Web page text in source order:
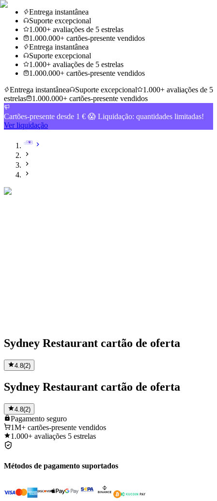
Entrega instantânea
Suporte excepcional
1.000+ avaliações de 5 estrelas
1.000.000+ cartões-presente vendidos
Entrega instantânea
Suporte excepcional
1.000+ avaliações de 5 estrelas
1.000.000+ cartões-presente vendidos
Entrega instantânea
Suporte excepcional
1.000+ avaliações de 5
estrelas
1.000.000+ cartões-presente vendidos
Cartões-presente desde 1 € 😱 Liquidação: quantidades limitadas!
Ver liquidação
Sydney Restaurant cartão de oferta
4.8(2)
Sydney Restaurant cartão de oferta
4.8(2)
Pagamento seguro
1M+ cartões-presente vendidos
1.000+ avaliações 5 estrelas
Métodos de pagamento suportados